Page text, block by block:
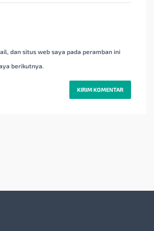
dan situs web saya pada peramban ini
berikutnya.